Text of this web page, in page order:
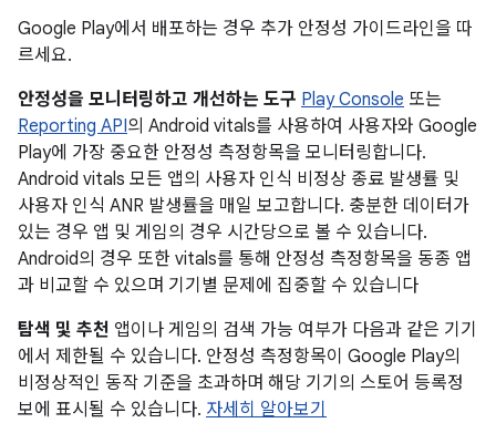
Google Play에서 배포하는 경우 추가 안정성 가이드라인을 따
르세요.
안정성을 모니터링하고 개선하는 도구 Play Console 또는
Reporting API의 Android vitals를 사용하여 사용자와 Google
Play에 가장 중요한 안정성 측정항목을 모니터링합니다.
Android vitals 모든 앱의 사용자 인식 비정상 종료 발생률 및
사용자 인식 ANR 발생률을 매일 보고합니다. 충분한 데이터가
있는 경우 앱 및 게임의 경우 시간당으로 볼 수 있습니다.
Android의 경우 또한 vitals를 통해 안정성 측정항목을 동종 앱
과 비교할 수 있으며 기기별 문제에 집중할 수 있습니다
탐색 및 추천 앱이나 게임의 검색 가능 여부가 다음과 같은 기기
에서 제한될 수 있습니다. 안정성 측정항목이 Google Play의
비정상적인 동작 기준을 초과하며 해당 기기의 스토어 등록정
보에 표시될 수 있습니다. 자세히 알아보기